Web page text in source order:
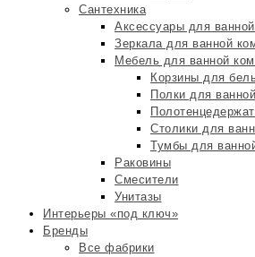
Сантехника
Аксессуары для
Зеркала для ванной
Мебель для ванной
Корзины для
Полки для
Столики для
Тумбы для
Раковины
Смесители
Унитазы
Интерьеры «под ключ»
Бренды
Все фабрики